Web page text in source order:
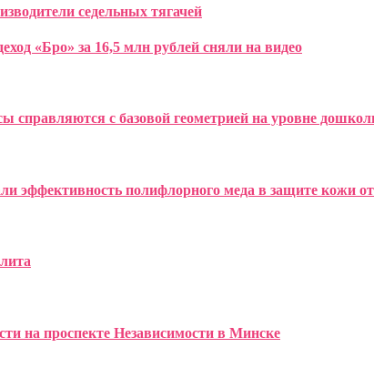
седельных тягачей
«Бро» за 16,5 млн рублей сняли на видео
справляются с базовой геометрией на уровне
эффективность полифлорного меда в защите кожи
на проспекте Независимости в Минске